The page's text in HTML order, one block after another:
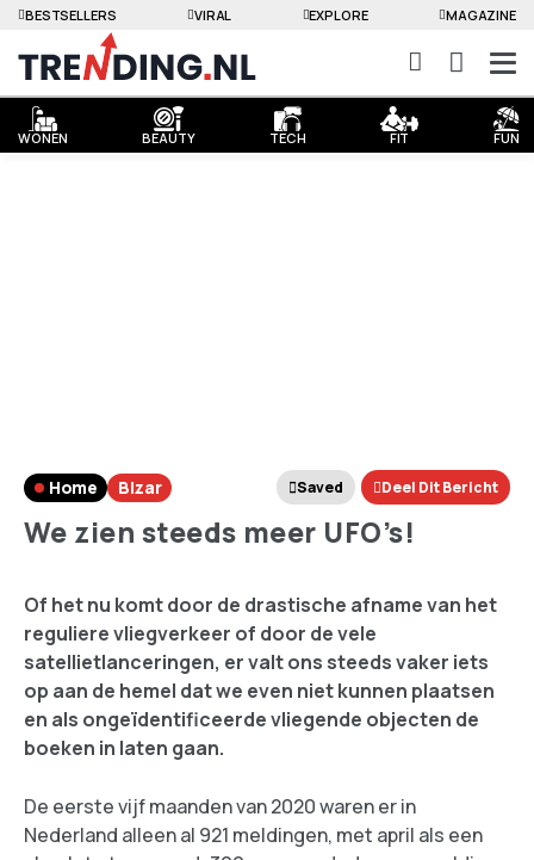
WONEN BEAUTY TECH FIT FUN
BESTSELLERS VIRAL EXPLORE MAGAZINE
Home Bizar Saved Deel Dit Bericht
We zien steeds meer UFO’s!
Of het nu komt door de drastische afname van het
reguliere vliegverkeer of door de vele
satellietlanceringen, er valt ons steeds vaker iets
op aan de hemel dat we even niet kunnen plaatsen
en als ongeïdentificeerde vliegende objecten de
boeken in laten gaan.
De eerste vijf maanden van 2020 waren er in
Nederland alleen al 921 meldingen, met april als een